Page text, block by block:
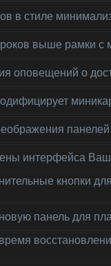
в стиле
выше рамки с
оповещений о
панелей
интерфейса
кнопки для
панель для